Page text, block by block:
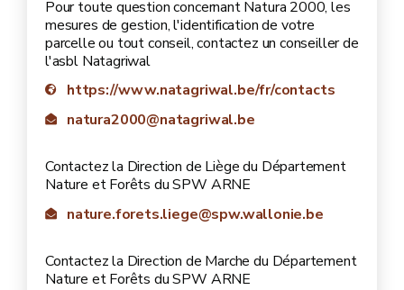
Pour toute question concernant Natura 2000, les
mesures de gestion, l'identification de votre
parcelle ou tout conseil, contactez un conseiller de
l'asbl Natagriwal
https://www.natagriwal.be/fr/contacts
natura2000@natagriwal.be
Contactez la Direction de Liège du Département
Nature et Forêts du SPW ARNE
nature.forets.liege@spw.wallonie.be
Contactez la Direction de Marche du Département
Nature et Forêts du SPW ARNE